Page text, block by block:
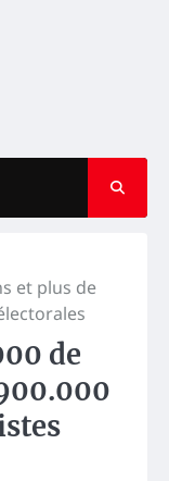
et plus de
de